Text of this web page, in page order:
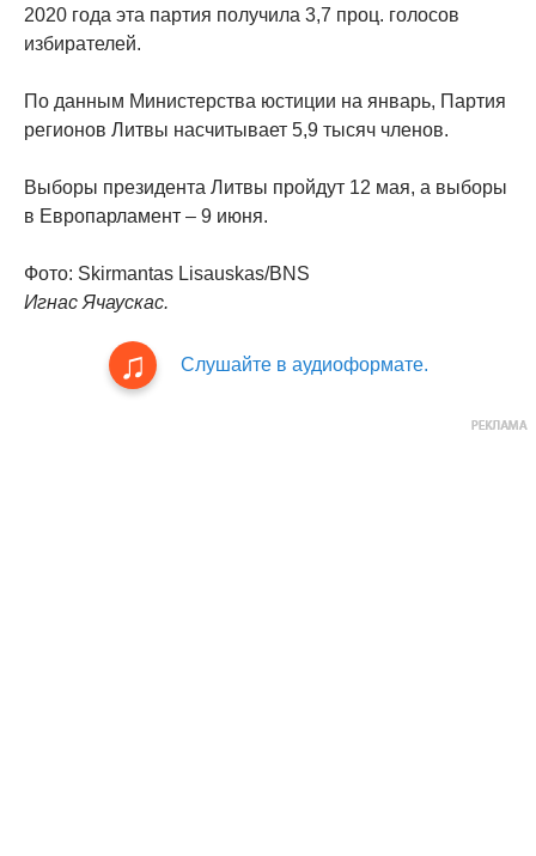
2020 года эта партия получила 3,7 проц. голосов
избирателей.
По данным Министерства юстиции на январь, Партия
регионов Литвы насчитывает 5,9 тысяч членов.
Выборы президента Литвы пройдут 12 мая, а выборы
в Европарламент – 9 июня.
Фото: Skirmantas Lisauskas/BNS
Игнас Ячаускас.
Слушайте в аудиоформате.